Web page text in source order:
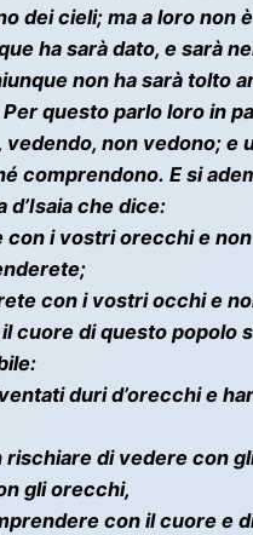
dei cieli; ma a loro non
ha sarà dato, e sarà
non ha sarà tolto
questo parlo loro in
vedendo, non vedono; e
comprendono. E si
d’Isaia che dice:
con i vostri orecchi e non
con i vostri occhi e
cuore di questo popolo
duri d’orecchi e
rischiare di vedere con
gli orecchi,
con il cuore e